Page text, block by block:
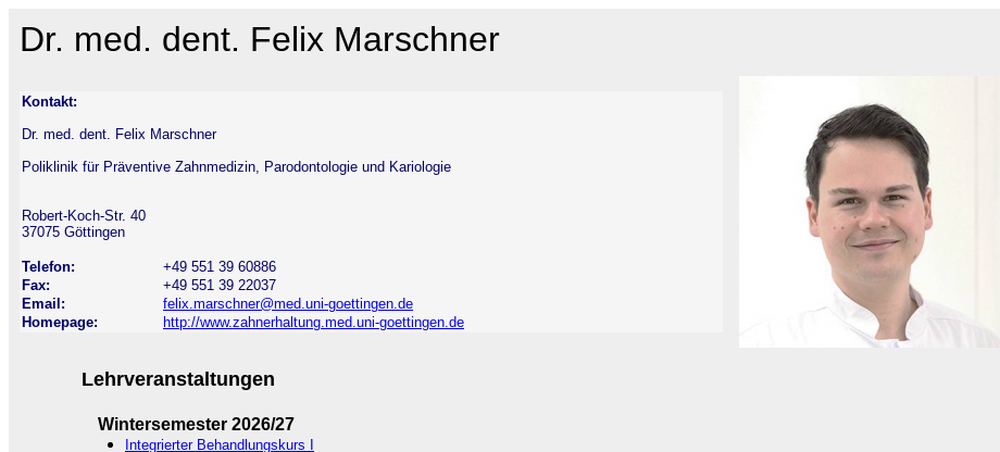
Dr. med. dent. Felix Marschner
Kontakt:
Dr. med. dent. Felix Marschner
Poliklinik für Präventive Zahnmedizin, Parodontologie und Kariologie
Robert-Koch-Str. 40
37075 Göttingen
Telefon:
+49 551 39 60886
Fax:
+49 551 39 22037
Email:
felix.marschner@med.uni-goettingen.de
Homepage:
http://www.zahnerhaltung.med.uni-goettingen.de
Lehrveranstaltungen
Wintersemester 2026/27
Integrierter Behandlungskurs I